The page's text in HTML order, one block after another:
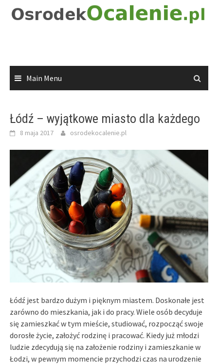
Main Menu
Łódź – wyjątkowe miasto dla każdego
8 maja 2017 osrodekocalenie.pl
Łódź jest bardzo dużym i pięknym miastem. Doskonałe jest
zarówno do mieszkania, jak i do pracy. Wiele osób decyduje
się zamieszkać w tym mieście, studiować, rozpocząć swoje
dorosłe życie, założyć rodzinę i pracować. Kiedy już młodzi
ludzie zdecydują się na założenie rodziny i zamieszkanie w
Łodzi, w pewnym momencie przychodzi czas na urodzenie